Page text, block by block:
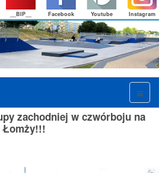
Instagram
Youtube
Facebook
__BIP__
zachodniej w czwórboju na
Łomży!!!